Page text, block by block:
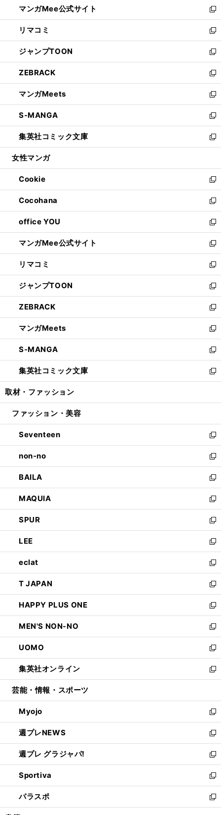
く
ド
ウ
で
開
く
ィ
ン
ド
ウ
で
開
く
い
ウ
ィ
ン
ド
ウ
で
開
く
マンガMee公式サイト
新
し
い
ウ
ィ
ン
ド
ウ
で
開
く
リマコミ
新
し
い
ウ
ィ
ン
ド
ウ
で
開
く
ジャンプTOON
新
し
い
ウ
ィ
ン
ド
ウ
で
開
ZEBRACK
新
し
い
ウ
ィ
ン
ド
ウ
開
く
マンガMeets
新
し
い
ウ
ィ
ン
ウ
で
開
く
S-MANGA
新
し
い
ウ
ン
ド
ウ
で
開
く
集英社コミック文庫
新
し
ウ
ィ
ン
ド
ウ
で
開
く
女性マンガ
Cookie
新
し
い
ウ
ィ
ン
ド
ウ
で
開
く
Cocohana
新
し
い
ウ
ィ
ン
ド
ウ
で
開
く
office YOU
新
し
い
ウ
ィ
ン
ド
ウ
で
開
く
マンガMee公式サイト
新
し
い
ウ
ィ
ン
ド
ウ
で
開
く
リマコミ
新
し
い
ウ
ィ
ン
ド
ウ
で
開
く
ジャンプTOON
新
し
い
ウ
ィ
ン
ド
ウ
で
開
ZEBRACK
新
し
い
ウ
ィ
ン
ド
ウ
開
マンガMeets
新
し
い
ウ
ィ
ン
ウ
開
く
S-MANGA
新
し
い
ウ
ン
ウ
で
開
く
集英社コミック文庫
新
し
ウ
ン
ド
ウ
で
開
く
取材・ファッション
ファッション・美容
Seventeen
新
し
い
ウ
ィ
ン
ド
ウ
で
開
く
non-no
新
し
い
ウ
ィ
ン
ド
ウ
で
開
く
BAILA
新
し
い
ウ
ィ
ン
ド
ウ
で
開
く
MAQUIA
新
し
い
ウ
ィ
ン
ド
ウ
で
開
く
SPUR
新
し
い
ウ
ィ
ン
ド
ウ
で
開
く
LEE
新
し
い
ウ
ィ
ン
ド
ウ
で
開
く
eclat
新
し
い
ウ
ィ
ン
ド
ウ
で
開
く
T JAPAN
新
し
い
ウ
ィ
ン
ド
ウ
で
開
HAPPY PLUS ONE
新
し
い
ウ
ィ
ン
ド
ウ
開
く
MEN'S NON-NO
新
し
い
ウ
ィ
ン
ウ
で
開
く
UOMO
新
し
い
ウ
ン
ド
ウ
で
開
く
集英社オンライン
新
し
ウ
ィ
ン
ド
ウ
で
開
く
芸能・情報・スポーツ
Myojo
新
し
い
ウ
ィ
ン
ド
ウ
で
開
週プレNEWS
新
し
い
ウ
ィ
ン
ド
ウ
週プレ グラジャパ!
新
し
い
ウ
ィ
ン
Sportiva
新
し
い
ウ
パラスポ
新
し